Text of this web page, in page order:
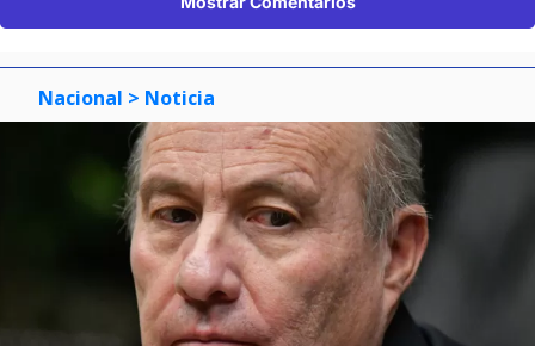
Nacional > Noticia